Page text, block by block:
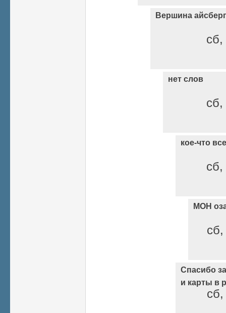
Вершина
нет слов
кое-что
МОН
Спасибо
и карты в